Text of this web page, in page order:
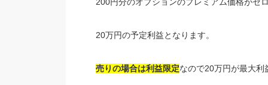
20万円の予定利益となります。
売りの場合は利益限定なので20万円が最大利